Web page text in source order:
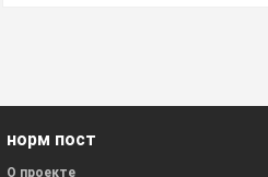
норм пост
О проекте